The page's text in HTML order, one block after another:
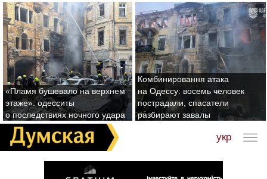
«Пламя бушевало на верхнем
этаже»: одесситы
о последствиях ночного удара
Комбинировання атака
на Одессу: восемь человек
пострадали, спасатели
разбирают завалы
укр